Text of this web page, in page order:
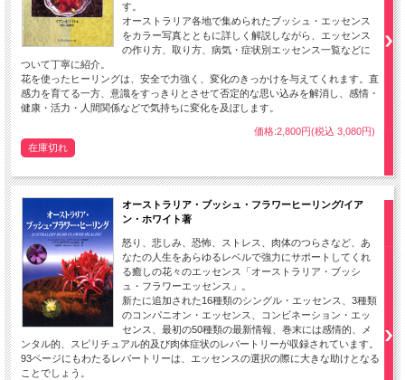
す。
オーストラリア各地で集められたブッシュ・エッセンス
をカラー写真とともに詳しく解説しながら、エッセンス
の作り方、取り方、病気・症状別エッセンス一覧などに
ついて丁寧に紹介。
花を使ったヒーリングは、安全で力強く、変化のきっかけを与えてくれます。直
感力を育てる一方、意識をすっきりとさせて否定的な思い込みを解消し、感情・
健康・活力・人間関係などで気持ちに変化を及ぼします。
価格:2,800円(税込 3,080円)
在庫切れ
オーストラリア・ブッシュ・フラワーヒーリング/イア
ン・ホワイト著
怒り、悲しみ、恐怖、ストレス、肉体のつらさなど、あ
なたの人生をあらゆるレベルで強力にサポートしてくれ
る癒しの花々のエッセンス「オーストラリア・ブッシ
ュ・フラワーエッセンス」。
新たに追加された16種類のシングル・エッセンス、3種類
のコンパニオン・エッセンス、コンビネーション・エッ
センス、最初の50種類の最新情報、巻末には感情的、メ
ンタル的、スピリチュアル的及び肉体症状のレパートリーが収録されています。
93ページにもわたるレパートリーは、エッセンスの選択の際に大きな助けとなる
ことでしょう。